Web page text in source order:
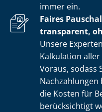
immer ein.
Faires
transparent,
Unsere
Kalkulation
Voraus, sodass
Nachzahlungen
die Kosten für
berücksichtigt